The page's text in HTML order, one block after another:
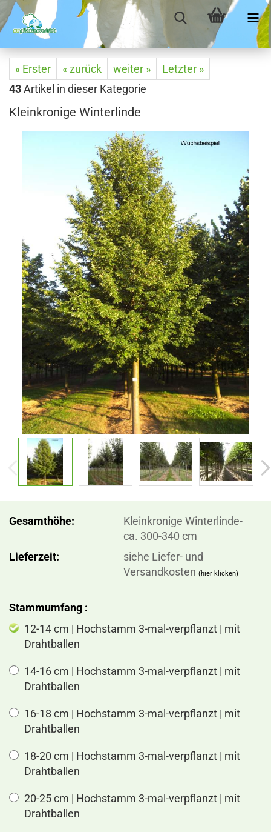
« Erster « zurück weiter »
Letzter »
43Artikel in dieser Kategorie
Kleinkronige Winterlinde
Gesamthöhe:
Kleinkronige Winterlinde-
ca. 300-340 cm
Lieferzeit:
siehe Liefer- und
Versandkosten(hier klicken)
Stammumfang :
12-14 cm | Hochstamm 3-mal-verpflanzt | mit
Drahtballen
14-16 cm | Hochstamm 3-mal-verpflanzt | mit
Drahtballen
16-18 cm | Hochstamm 3-mal-verpflanzt | mit
Drahtballen
18-20 cm | Hochstamm 3-mal-verpflanzt | mit
Drahtballen
20-25 cm | Hochstamm 3-mal-verpflanzt | mit
Drahtballen